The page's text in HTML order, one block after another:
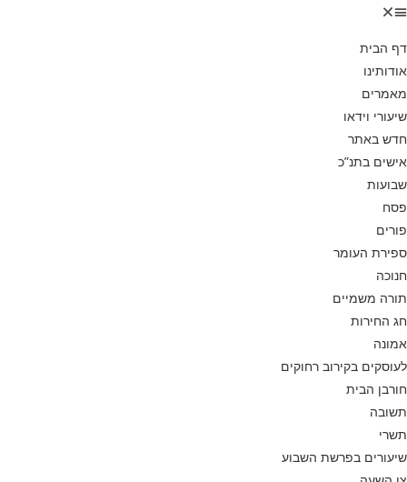
דף הבית
אודותינו
מאמרים
שיעורי וידאו
חדש באתר
אישים בתנ”כ
שבועות
פסח
פורים
ספירת העומר
חנוכה
תורה משמיים
חג החירות
אמונה
לעוסקים בקירוב רחוקים
חורבן הבית
תשובה
תשרי
שיעורים בפרשת השבוע